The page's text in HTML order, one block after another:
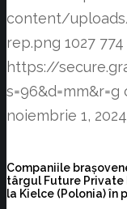
content/
rep.png 1027 774
https://
s=96&d=mm&r=g
noiembrie 1, 2024
Companiile
târgul Future Private
la Kielce (Polonia) în